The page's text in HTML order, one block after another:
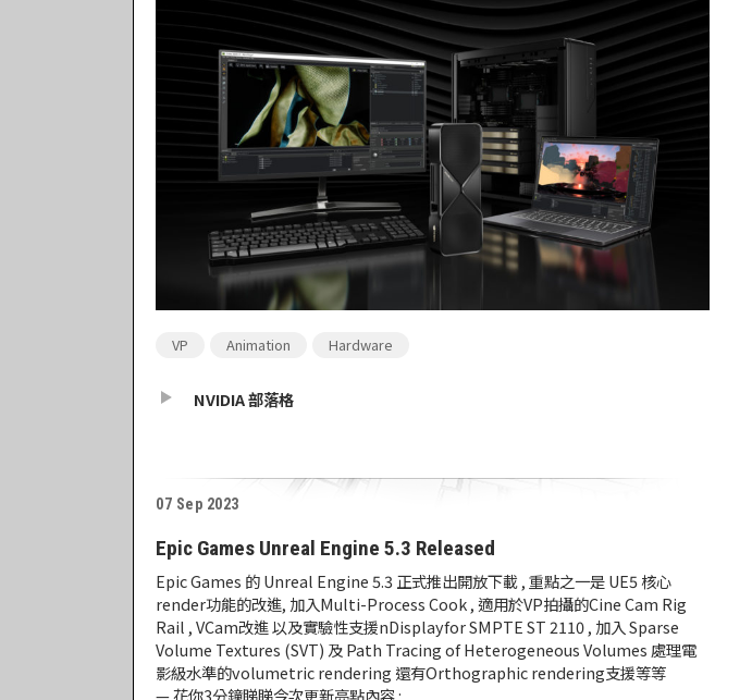
VP Animation Hardware
NVIDIA 部落格
07 Sep 2023
Epic Games Unreal Engine 5.3 Released
Epic Games 的 Unreal Engine 5.3 正式推出開放下載 , 重點之一是 UE5 核心
render功能的改進, 加入Multi-Process Cook , 適用於VP拍攝的Cine Cam Rig
Rail , VCam改進 以及實驗性支援nDisplayfor SMPTE ST 2110 , 加入 Sparse
Volume Textures (SVT) 及 Path Tracing of Heterogeneous Volumes 處理電
影級水準的volumetric rendering 還有Orthographic rendering支援等等